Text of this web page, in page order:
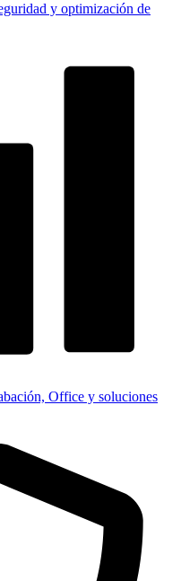
y optimización de
Office y soluciones